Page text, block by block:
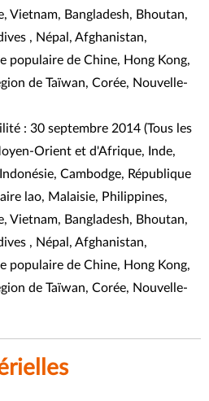
Vietnam, Bangladesh, Bhoutan,
, Népal, Afghanistan,
populaire de Chine, Hong Kong,
de Taïwan, Corée, Nouvelle-
: 30 septembre 2014 (Tous les
Orient et d'Afrique, Inde,
Cambodge, République
lao, Malaisie, Philippines,
Vietnam, Bangladesh, Bhoutan,
, Népal, Afghanistan,
populaire de Chine, Hong Kong,
de Taïwan, Corée, Nouvelle-